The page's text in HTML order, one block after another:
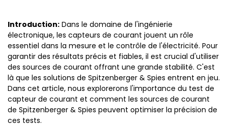
Introduction: Dans le domaine de l'ingénierie
électronique, les capteurs de courant jouent un rôle
essentiel dans la mesure et le contrôle de l'électricité. Pour
garantir des résultats précis et fiables, il est crucial d'utiliser
des sources de courant offrant une grande stabilité. C'est
là que les solutions de Spitzenberger & Spies entrent en jeu.
Dans cet article, nous explorerons l'importance du test de
capteur de courant et comment les sources de courant
de Spitzenberger & Spies peuvent optimiser la précision de
ces tests.